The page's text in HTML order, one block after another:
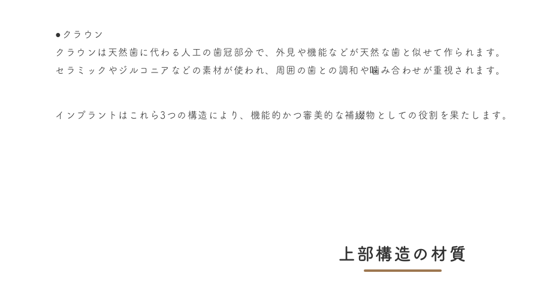
●クラウン
クラウンは天然歯に代わる人工の歯冠部分で、外見や機能などが天然な歯と似せて作られます。
セラミックやジルコニアなどの素材が使われ、周囲の歯との調和や噛み合わせが重視されます。
インプラントはこれら3つの構造により、機能的かつ審美的な補綴物としての役割を果たします。
上部構造の材質